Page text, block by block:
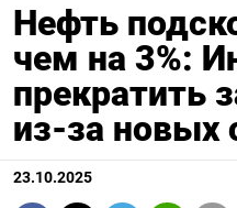
Нефть
чем на 3%:
прекратить
из-за
23.10.2025